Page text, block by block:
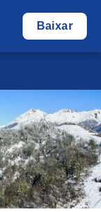
Baixar